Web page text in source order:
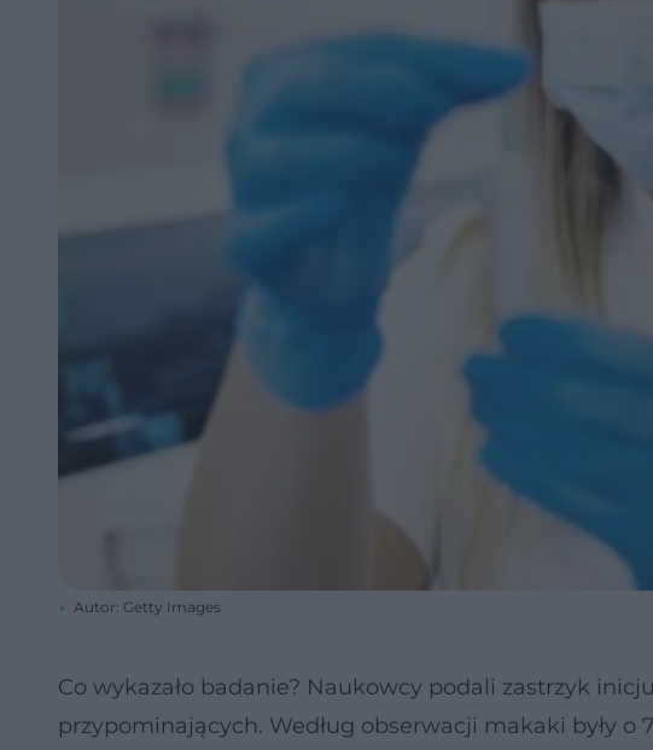
Autor: Getty Images
Co wykazało badanie? Naukowcy podali zastrzyk
przypominających. Według obserwacji makaki były